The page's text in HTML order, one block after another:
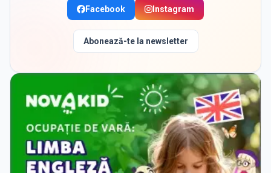
Facebook Instagram
Abonează-te la newsletter